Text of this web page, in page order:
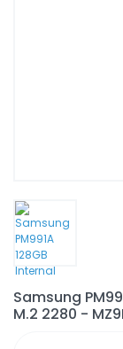
Samsung
M.2 2280 -